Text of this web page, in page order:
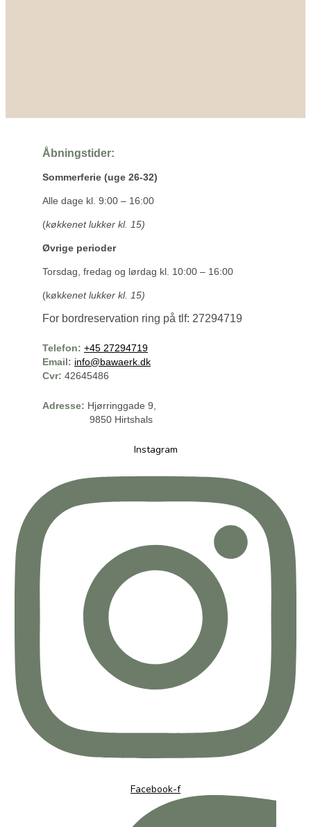
Åbningstider:
Sommerferie (uge 26-32)
Alle dage kl. 9:00 – 16:00
(køkkenet lukker kl. 15)
Øvrige perioder
Torsdag, fredag og lørdag kl. 10:00 – 16:00
(køkkenet lukker kl. 15)
For bordreservation ring på tlf: 27294719
Telefon: +45 27294719
Email: info@bawaerk.dk
Cvr: 42645486
Adresse: Hjørringgade 9,
9850 Hirtshals
Instagram
Facebook-f